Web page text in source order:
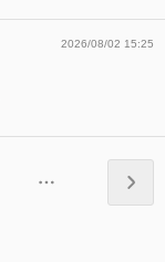
2026/08/02 15:25